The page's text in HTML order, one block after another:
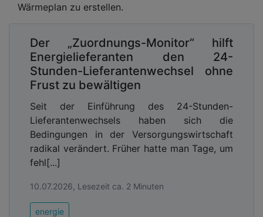
Wärmeplan zu erstellen.
Der „Zuordnungs-Monitor“ hilft
Energielieferanten den 24-
Stunden-Lieferantenwechsel ohne
Frust zu bewältigen
Seit der Einführung des 24-Stunden-
Lieferantenwechsels haben sich die
Bedingungen in der Versorgungswirtschaft
radikal verändert. Früher hatte man Tage, um
fehl[...]
10.07.2026, Lesezeit ca. 2 Minuten
energie